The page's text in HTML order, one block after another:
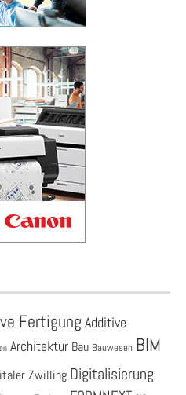
Fertigung Additive
Architektur Bau Bauwesen BIM
Zwilling Digitalisierung